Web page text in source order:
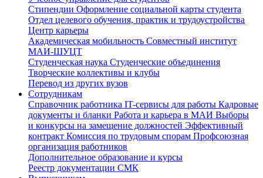
Стипендии Оформление социальной карты студента
Отдел целевого обучения, практик и трудоустройства
Центр карьеры
Академическая мобильность Совместный институт
МАИ-ШУЦТ
Студенческая наука Студенческие объединения
Творческие коллективы и клубы
Перевод из других вузов
Сотрудникам
Cправочник работника IT-сервисы для работы Кадровые
документы и бланки Работа и карьера в МАИ Выборы
и конкурсы на замещение должностей Эффективный
контракт Комиссия по трудовым спорам Профсоюзная
организация работников
Дополнительное образование и курсы
Реестр документации СМК